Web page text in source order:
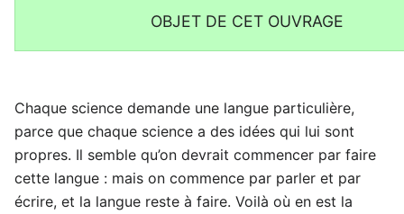
OBJET DE CET OUVRAGE
Chaque science demande une langue particulière,
parce que chaque science a des idées qui lui sont
propres. Il semble qu’on devrait commencer par faire
cette langue : mais on commence par parler et par
écrire, et la langue reste à faire. Voilà où en est la